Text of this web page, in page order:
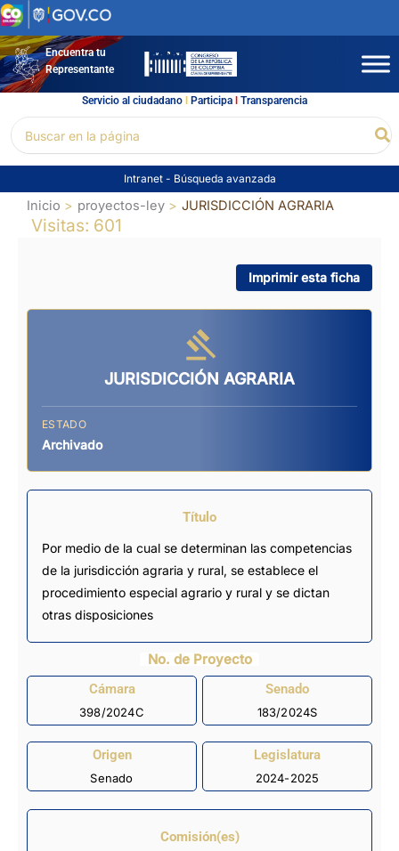
Ir
al
contenidoEncuentra tu
Representante
Servicio al ciudadano l Participal Transparencia
por:
Intranet - Búsqueda avanzada
Inicio proyectos-ley JURISDICCIÓN AGRARIA
Visitas: 601
Imprimir esta ficha
JURISDICCIÓN AGRARIA
ESTADO
Archivado
Título
Por medio de la cual se determinan las competencias
de la jurisdicción agraria y rural, se establece el
procedimiento especial agrario y rural y se dictan
otras disposiciones
No. de Proyecto
Cámara
398/2024C
Senado
183/2024S
Origen
Senado
Legislatura
2024-2025
Comisión(es)